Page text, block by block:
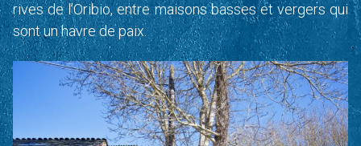
rives de l’Oribio, entre maisons basses et vergers qui
sont un havre de paix.